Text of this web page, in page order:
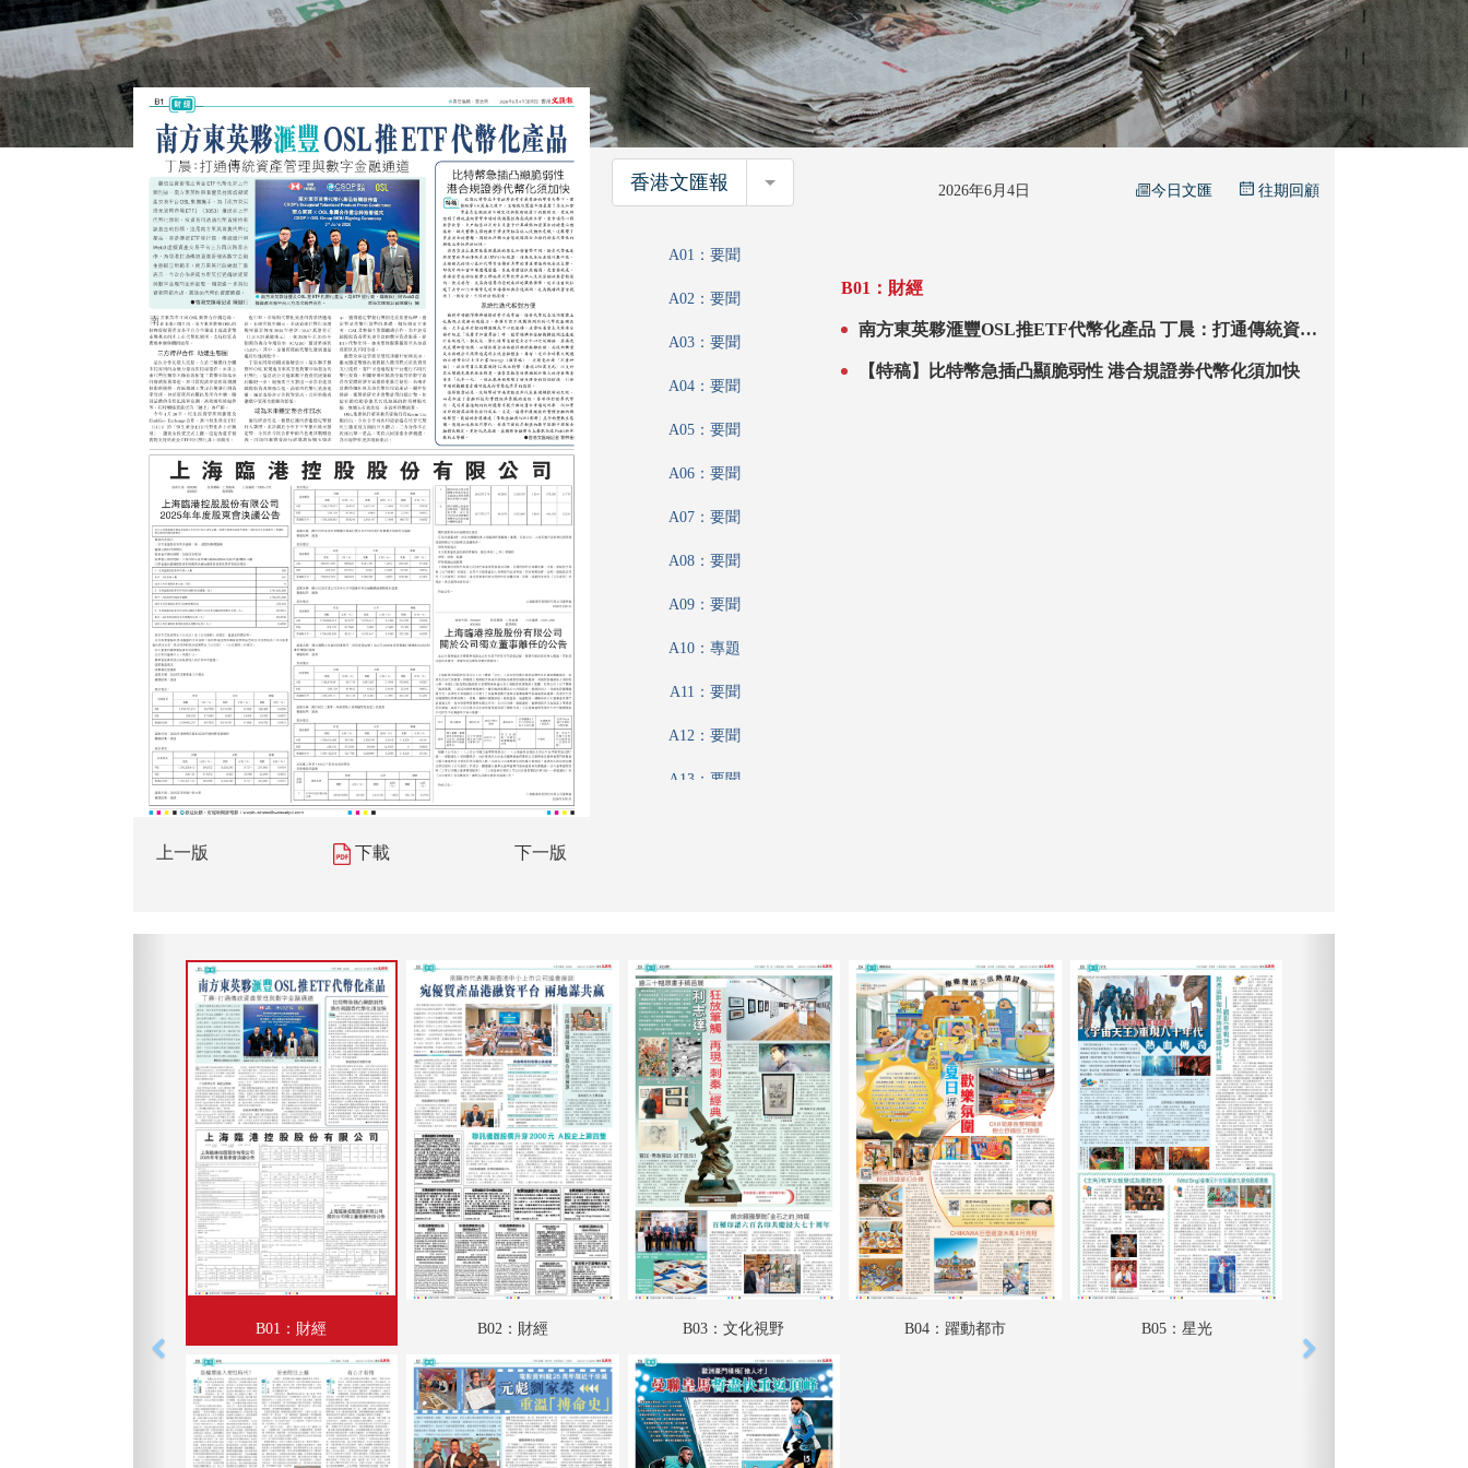
上一版 下載 下一版
香港文匯報 香港文匯報 2026年6月4日 今日文匯 往期回顧
A01：要聞
A02：要聞
A03：要聞
A04：要聞
A05：要聞
A06：要聞
A07：要聞
A08：要聞
A09：要聞
A10：專題
A11：要聞
A12：要聞
A13：要聞
A18：專題
A19：國際
A20：國際
B01：財經
B02：財經
B03：文化視野
B04：躍動都市
B05：星光
B07：娛樂
B08：體育
B01：財經
南方東英夥滙豐OSL推ETF代幣化產品 丁晨：打通傳統資產
【特稿】比特幣急插凸顯脆弱性 港合規證券代幣化須加快
B01：財經 B02：財經 B03：文化視野 B04：躍動都市 B05：星光